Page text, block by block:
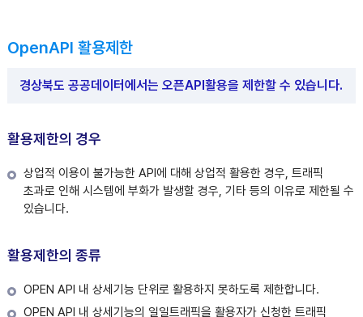
OpenAPI 활용제한
경상북도 공공데이터에서는 오픈API활용을 제한할 수 있습니다.
활용제한의 경우
상업적 이용이 불가능한 API에 대해 상업적 활용한 경우, 트래픽
초과로 인해 시스템에 부화가 발생할 경우, 기타 등의 이유로 제한될 수
있습니다.
활용제한의 종류
OPEN API 내 상세기능 단위로 활용하지 못하도록 제한합니다.
OPEN API 내 상세기능의 일일트래픽을 활용자가 신청한 트래픽